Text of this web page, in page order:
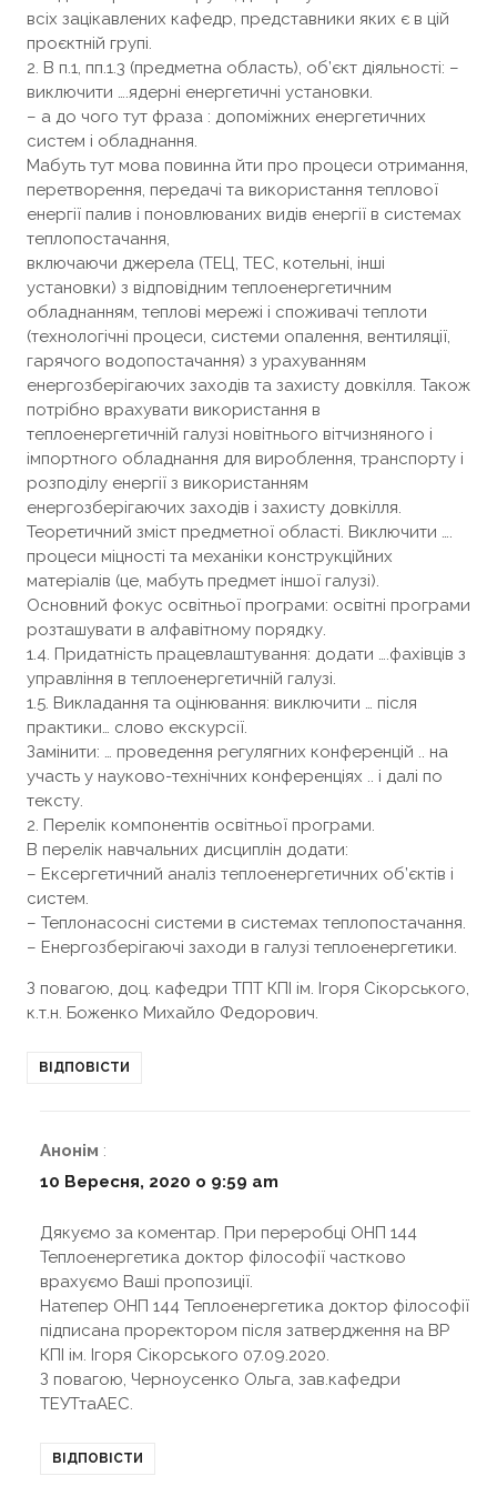
всіх зацікавлених кафедр, представники яких є в цій
проєктній групі.
2. В п.1, пп.1.3 (предметна область), об’єкт діяльності: –
виключити ….ядерні енергетичні установки.
– а до чого тут фраза : допоміжних енергетичних
систем і обладнання.
Мабуть тут мова повинна йти про процеси отримання,
перетворення, передачі та використання теплової
енергії палив і поновлюваних видів енергії в системах
теплопостачання,
включаючи джерела (ТЕЦ, ТЕС, котельні, інші
установки) з відповідним теплоенергетичним
обладнанням, теплові мережі і споживачі теплоти
(технологічні процеси, системи опалення, вентиляції,
гарячого водопостачання) з урахуванням
енергозберігаючих заходів та захисту довкілля. Також
потрібно врахувати використання в
теплоенергетичній галузі новітнього вітчизняного і
імпортного обладнання для вироблення, транспорту і
розподілу енергії з використанням
енергозберігаючих заходів і захисту довкілля.
Теоретичний зміст предметної області. Виключити ….
процеси міцності та механіки конструкційних
матеріалів (це, мабуть предмет іншої галузі).
Основний фокус освітньої програми: освітні програми
розташувати в алфавітному порядку.
1.4. Придатність працевлаштування: додати ….фахівців з
управління в теплоенергетичній галузі.
1.5. Викладання та оцінювання: виключити … після
практики… слово екскурсії.
Замінити: … проведення регулягних конференцій .. на
участь у науково-технічних конференціях .. і далі по
тексту.
2. Перелік компонентів освітньої програми.
В перелік навчальних дисциплін додати:
– Ексергетичний аналіз теплоенергетичних об’єктів і
систем.
– Теплонасосні системи в системах теплопостачання.
– Енергозберігаючі заходи в галузі теплоенергетики.
З повагою, доц. кафедри ТПТ КПІ ім. Ігоря Сікорського,
к.т.н. Боженко Михайло Федорович.
ВІДПОВІСТИ
Анонім :
10 Вересня, 2020 о 9:59 am
Дякуємо за коментар. При переробці ОНП 144
Теплоенергетика доктор філософії частково
врахуємо Ваші пропозиції.
Натепер ОНП 144 Теплоенергетика доктор філософії
підписана проректором після затвердження на ВР
КПІ ім. Ігоря Сікорського 07.09.2020.
З повагою, Черноусенко Ольга, зав.кафедри
ТЕУТтаАЕС.
ВІДПОВІСТИ